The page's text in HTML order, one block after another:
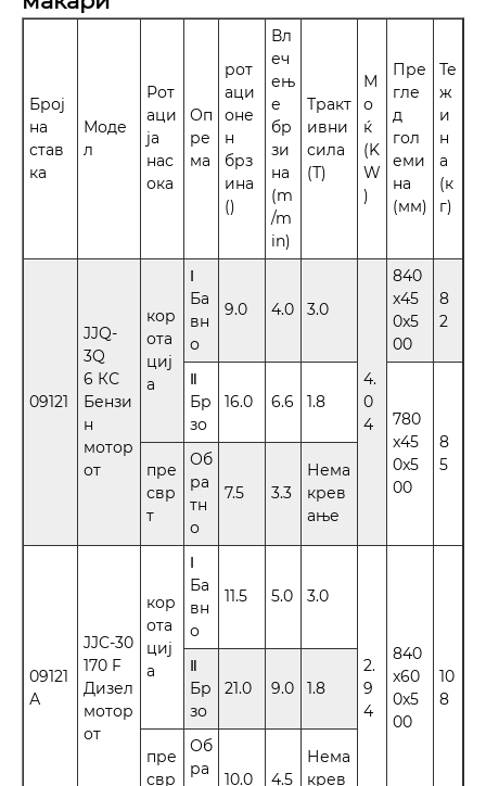
Број
на
став
ка
Моде
л
Рот
аци
ја
нас
ока
Оп
ре
ма
рот
аци
оне
н
брз
ина
()
Вл
еч
ењ
е
бр
зи
на
(m
/m
in)
Тракт
ивни
сила
(Т)
М
о
ќ
(K
W
)
Пре
гле
д
гол
еми
на
(мм)
Те
ж
и
н
а
(к
г)
09121
JJQ-
3Q
6 КС
Бензи
н
мотор
от
кор
ота
циј
а
Ⅰ
Ба
вн
о
9.0 4.0 3.0
4.
0
4
840
x45
0x5
00
8
2
Ⅱ
Бр
зо
16.0 6.6
1.8
780
x45
0x5
00
8
5
пре
свр
т
Об
ра
тн
о
7.5 3.3
Нема
крев
ање
09121
А
JJC-30
170 F
Дизел
мотор
от
кор
ота
циј
а
Ⅰ
Ба
вн
о
11.5 5.0 3.0
2.
9
4
840
x60
0x5
00
10
8
Ⅱ
Бр
зо
21.0 9.0 1.8
пре
свр
Об
ра
10.0 4.5
Нема
крев